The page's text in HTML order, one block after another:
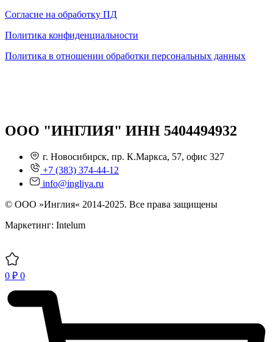
Согласие на обработку ПД
Политика конфиденциальности
Политика в отношении обработки персональных данных
ООО "ИНГЛИЯ" ИНН 5404494932
г. Новосибирск, пр. К.Маркса, 57, офис 327
+7 (383) 374-44-12
info@ingliya.ru
© ООО »Инглия« 2014-2025. Все права защищены
Маркетинг: Intelum
0 ₽ 0